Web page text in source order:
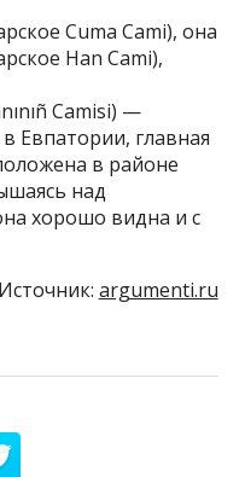
Cuma Cami), она
Han Cami),
Camisi) —
Евпатории, главная
в районе
над
хорошо видна и с
Источник: argumenti.ru